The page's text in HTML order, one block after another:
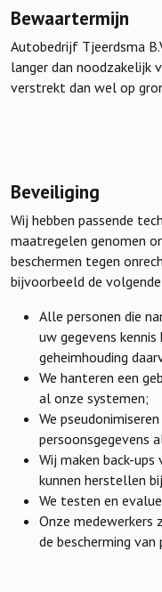
Bewaartermijn
Autobedrijf Tjeerdsma
langer dan noodzakelijk
verstrekt dan wel op
Beveiliging
Wij hebben passende
maatregelen genomen
beschermen tegen
bijvoorbeeld de
Alle personen die
uw gegevens kennis
geheimhouding
We hanteren een
al onze systemen;
We
persoonsgegevens
Wij maken back-
kunnen herstellen
We testen en
Onze medewerkers
de bescherming van